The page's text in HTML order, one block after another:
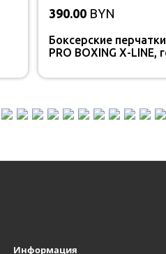
390.00 BYN
Боксерские
PRO BOXING X-LINE,
Информация